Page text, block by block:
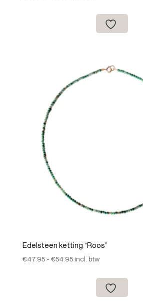
Edelsteen ketting “Roos”
€47.95 - €54.95Prijsklasse:
incl. btw